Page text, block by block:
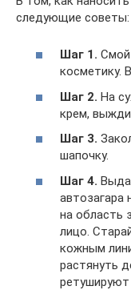
следующие советы:
Шаг 1.
косметику.
Шаг 2. На
крем,
Шаг 3.
шапочку.
Шаг 4.
автозагара
на область
лицо.
кожным
растянуть